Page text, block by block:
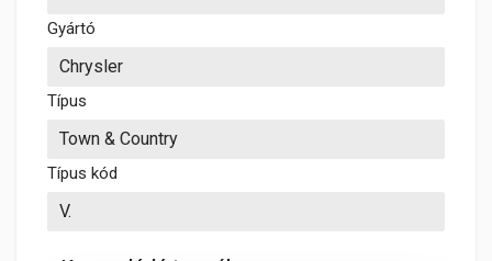
Gyártó
Típus
Típus kód